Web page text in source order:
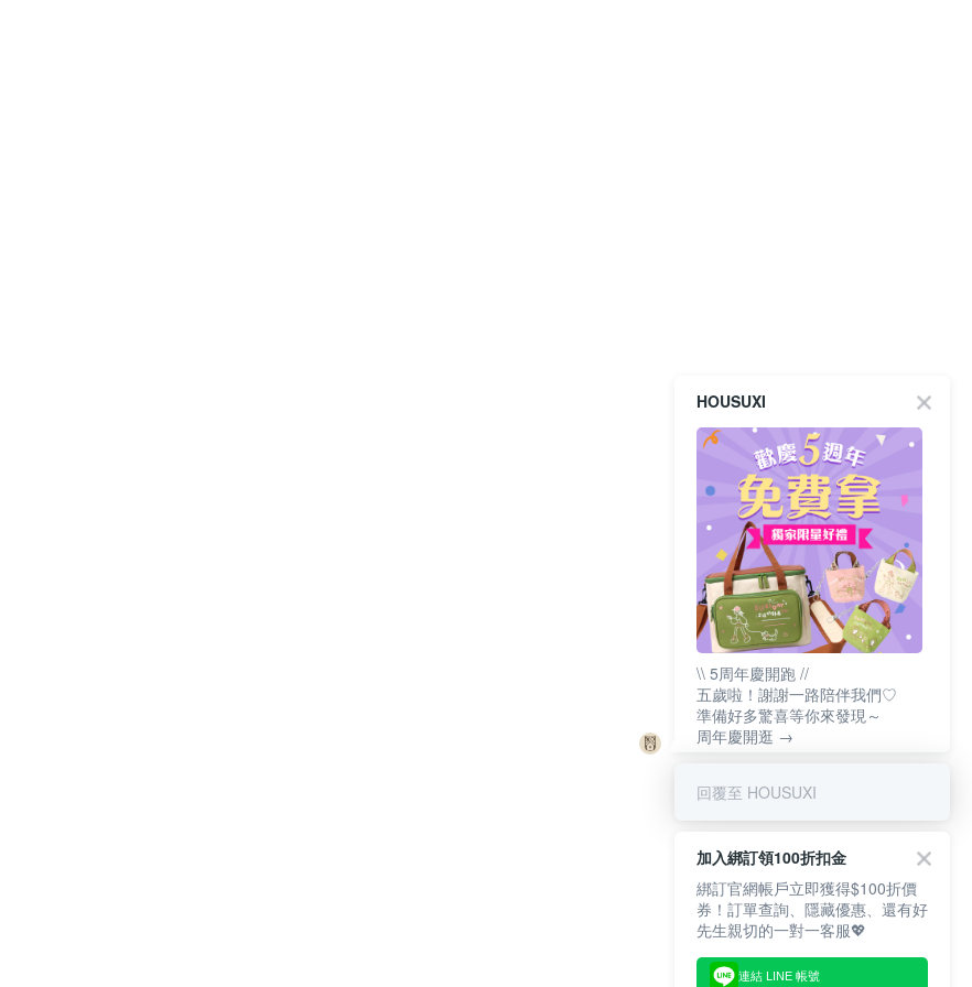
HOUSUXI
\\ 5周年慶開跑 //
五歲啦！謝謝一路陪伴我們♡
準備好多驚喜等你來發現～
周年慶開逛 →
回覆至 HOUSUXI
加入綁訂領100折扣金
綁訂官網帳戶立即獲得$100折價
券！訂單查詢、隱藏優惠、還有好
先生親切的一對一客服💖
連結 LINE 帳號